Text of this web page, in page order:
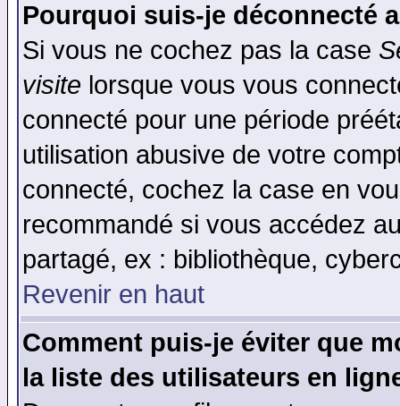
Pourquoi suis-je déconnecté
Si vous ne cochez pas la case
visite lorsque vous vous
connecté pour une période
utilisation abusive de votre
connecté, cochez la case en
recommandé si vous accédez
partagé, ex : bibliothèque,
Revenir en haut
Comment puis-je éviter que
la liste des utilisateurs en